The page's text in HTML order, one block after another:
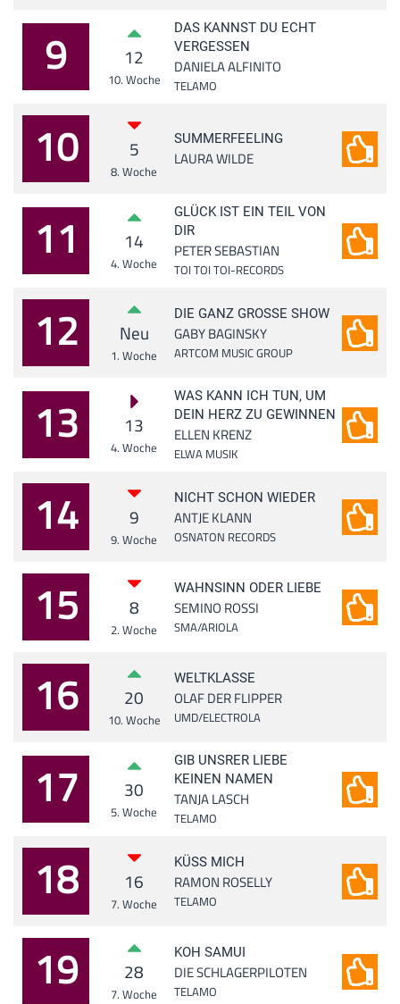
9 12
10. Woche
DAS KANNST DU ECHT
VERGESSEN
DANIELA ALFINITO
TELAMO
10 5
8. Woche
SUMMERFEELING
LAURA WILDE
11 14
4. Woche
GLÜCK IST EIN TEIL VON
DIR
PETER SEBASTIAN
TOI TOI TOI-RECORDS
12 Neu
1. Woche
DIE GANZ GROSSE SHOW
GABY BAGINSKY
ARTCOM MUSIC GROUP
13 13
4. Woche
WAS KANN ICH TUN, UM
DEIN HERZ ZU GEWINNEN
ELLEN KRENZ
ELWA MUSIK
14 9
9. Woche
NICHT SCHON WIEDER
ANTJE KLANN
OSNATON RECORDS
15 8
2. Woche
WAHNSINN ODER LIEBE
SEMINO ROSSI
SMA/ARIOLA
16 20
10. Woche
WELTKLASSE
OLAF DER FLIPPER
UMD/ELECTROLA
17 30
5. Woche
GIB UNSRER LIEBE
KEINEN NAMEN
TANJA LASCH
TELAMO
18 16
7. Woche
KÜSS MICH
RAMON ROSELLY
TELAMO
19 28
7. Woche
KOH SAMUI
DIE SCHLAGERPILOTEN
TELAMO